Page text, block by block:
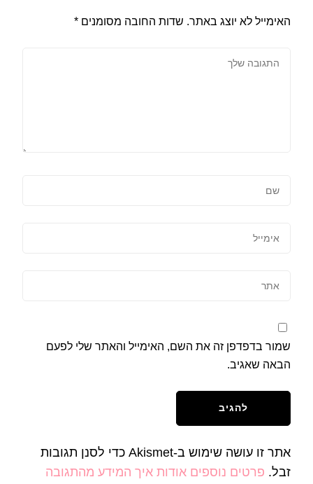
האימייל לא יוצג באתר. שדות החובה מסומנים *
שמור בדפדפן זה את השם, האימייל והאתר שלי לפעם
הבאה שאגיב.
אתר זו עושה שימוש ב-Akismet כדי לסנן תגובות
זבל. פרטים נוספים אודות איך המידע מהתגובה